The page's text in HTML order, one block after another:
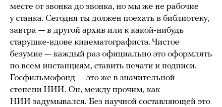
месте от звонка до звонка, но мы же не рабочие
у станка. Сегодня ты должен поехать в библиотеку,
завтра — в другой архив или к какой-нибудь
старушке-вдове кинематографиста. Чистое
безумие — каждый раз официально это оформлять
по всем инстанциям, ставить печати и подписи.
Госфильмофонд — это же в значительной
степени НИИ. Он, между прочим, как
НИИ задумывался. Без научной составляющей это